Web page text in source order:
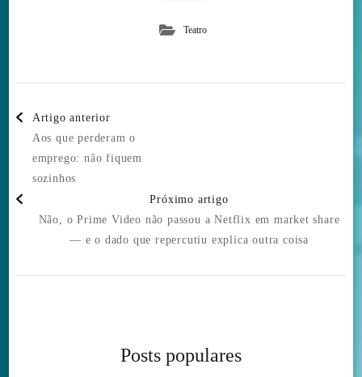
Teatro
Post
Navigation
Artigo anterior
Aos que perderam o
emprego: não fiquem
sozinhos
Próximo artigo
Não, o Prime Video não passou a Netflix em market share
— e o dado que repercutiu explica outra coisa
Posts populares